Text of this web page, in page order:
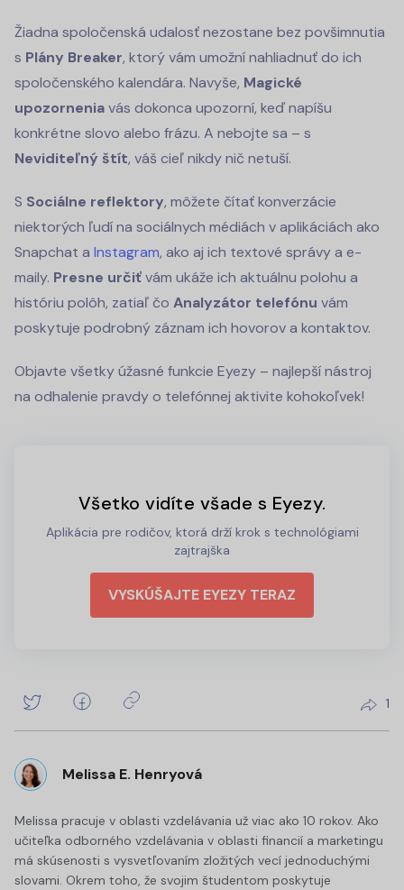
Žiadna spoločenská udalosť nezostane bez povšimnutia
s Plány Breaker, ktorý vám umožní nahliadnuť do ich
spoločenského kalendára. Navyše, Magické
upozorneniavás dokonca upozorní, keď napíšu
konkrétne slovo alebo frázu. A nebojte sa – s
Neviditeľný štít, váš cieľ nikdy nič netuší.
S Sociálne reflektory, môžete čítať konverzácie
niektorých ľudí na sociálnych médiách v aplikáciách ako
Snapchat a Instagram, ako aj ich textové správy a e-
maily. Presne určiťvám ukáže ich aktuálnu polohu a
históriu polôh, zatiaľ čo Analyzátor telefónu vám
poskytuje podrobný záznam ich hovorov a kontaktov.
Objavte všetky úžasné funkcie Eyezy – najlepší nástroj
na odhalenie pravdy o telefónnej aktivite kohokoľvek!
Všetko vidíte všade s Eyezy.
Aplikácia pre rodičov, ktorá drží krok s technológiami
zajtrajška
VYSKÚŠAJTE EYEZY TERAZ
1
Melissa E. Henryová
Melissa pracuje v oblasti vzdelávania už viac ako 10 rokov. Ako
učiteľka odborného vzdelávania v oblasti financií a marketingu
má skúsenosti s vysvetľovaním zložitých vecí jednoduchými
slovami. Okrem toho, že svojim študentom poskytuje